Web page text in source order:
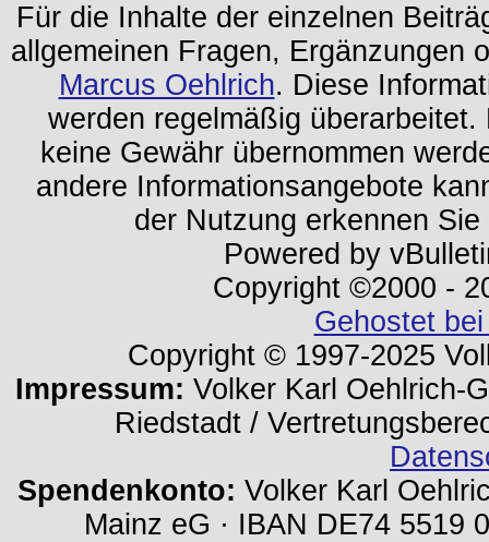
Für die Inhalte der einzelnen
allgemeinen Fragen, Ergänzungen
Marcus Oehlrich. Diese
werden regelmäßig
keine Gewähr übernommen
andere Informationsangebote
der Nutzung erkennen
Powered by
Copyright ©2000 -
Gehostet
Copyright © 1997-2025
Impressum: Volker Karl Oehlrich-
Riedstadt /
Spendenkonto: Volker Karl
Mainz eG · IBAN DE74 5519